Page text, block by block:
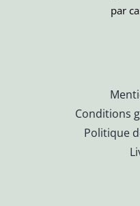
par
Conditions
Politique